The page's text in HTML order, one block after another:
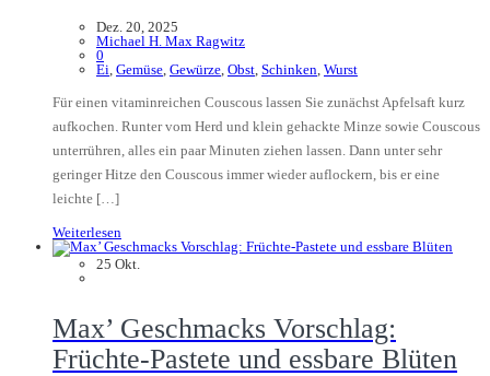
Dez. 20, 2025
Michael H. Max Ragwitz
0
Ei Gemüse Gewürze Obst Schinken Wurst
Für einen vitaminreichen Couscous lassen Sie zunächst Apfelsaft kurz
aufkochen. Runter vom Herd und klein gehackte Minze sowie Couscous
unterrühren, alles ein paar Minuten ziehen lassen. Dann unter sehr
geringer Hitze den Couscous immer wieder auflockern, bis er eine
leichte […]
Weiterlesen
25 Okt.
Max’ Geschmacks Vorschlag:
Früchte-Pastete und essbare Blüten